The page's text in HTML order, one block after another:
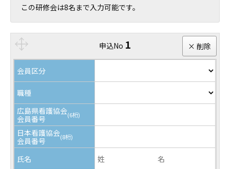
この研修会は8名まで入力可能です。
申込No 1 × 削除
会員区分
職種
広島県看護協会
会員番号
(6桁)
日本看護協会
会員番号
(8桁)
氏名